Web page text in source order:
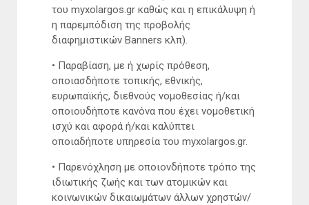
του myxolargos.gr καθώς και η επικάλυψη ή
η παρεμπόδιση της προβολής
διαφημιστικών Banners κλπ).
• Παραβίαση, με ή χωρίς πρόθεση,
οποιασδήποτε τοπικής, εθνικής,
ευρωπαϊκής, διεθνούς νομοθεσίας ή/και
οποιουδήποτε κανόνα που έχει νομοθετική
ισχύ και αφορά ή/και καλύπτει
οποιαδήποτε υπηρεσία του myxolargos.gr.
• Παρενόχληση με οποιονδήποτε τρόπο της
ιδιωτικής ζωής και των ατομικών και
κοινωνικών δικαιωμάτων άλλων χρηστών/